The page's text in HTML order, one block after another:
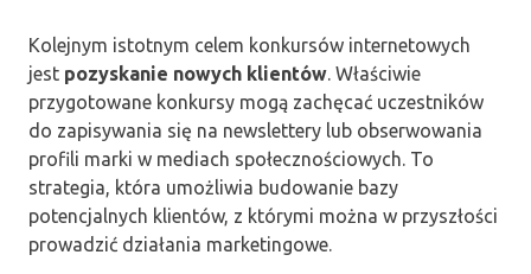
Kolejnym istotnym celem konkursów internetowych
jest pozyskanie nowych klientów. Właściwie
przygotowane konkursy mogą zachęcać uczestników
do zapisywania się na newslettery lub obserwowania
profili marki w mediach społecznościowych. To
strategia, która umożliwia budowanie bazy
potencjalnych klientów, z którymi można w przyszłości
prowadzić działania marketingowe.